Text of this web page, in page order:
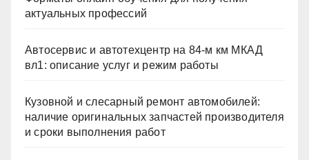
актуальных профессий
Автосервис и автотехцентр на 84-м км МКАД
вл1: описание услуг и режим работы
Кузовной и слесарный ремонт автомобилей:
наличие оригинальных запчастей производителя
и сроки выполнения работ